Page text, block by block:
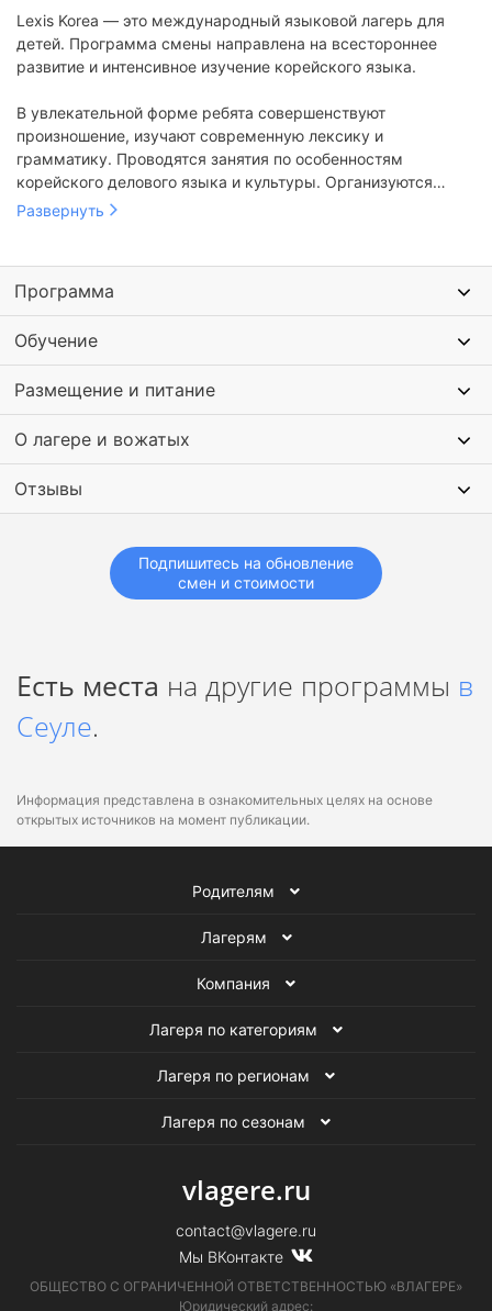
Lexis Korea — это международный языковой лагерь для
детей. Программа смены направлена на всестороннее
развитие и интенсивное изучение корейского языка.
В увлекательной форме ребята совершенствуют
произношение, изучают современную лексику и
грамматику. Проводятся занятия по особенностям
корейского делового языка и культуры. Организуются
экскурсии к историческим объектам страны, творческие
Развернуть
Программа
Обучение
Размещение и питание
О лагере и вожатых
Отзывы
Подпишитесь на обновление
смен и стоимости
Есть места на другие программы в
Сеуле.
Информация представлена в ознакомительных целях на основе
открытых источников на момент публикации.
Родителям
Лагерям
Компания
Лагеря по категориям
Лагеря по регионам
Лагеря по сезонам
vlagere.ru
contact@vlagere.ru
Мы ВКонтакте
ОБЩЕСТВО С ОГРАНИЧЕННОЙ ОТВЕТСТВЕННОСТЬЮ «ВЛАГЕРЕ»
Юридический адрес: